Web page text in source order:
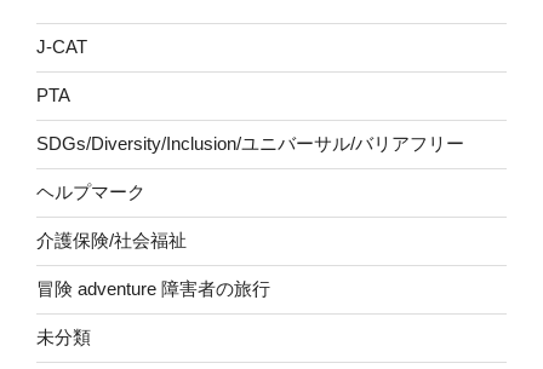
J-CAT
PTA
SDGs/Diversity/Inclusion/ユニバーサル/バリアフリー
ヘルプマーク
介護保険/社会福祉
冒険 adventure 障害者の旅行
未分類